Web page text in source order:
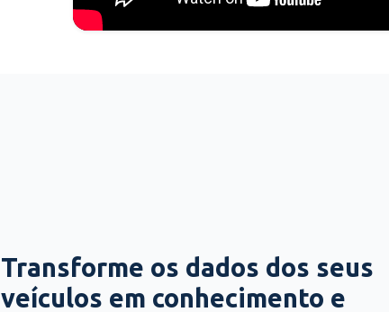
Transforme os dados dos seus
veículos em conhecimento e